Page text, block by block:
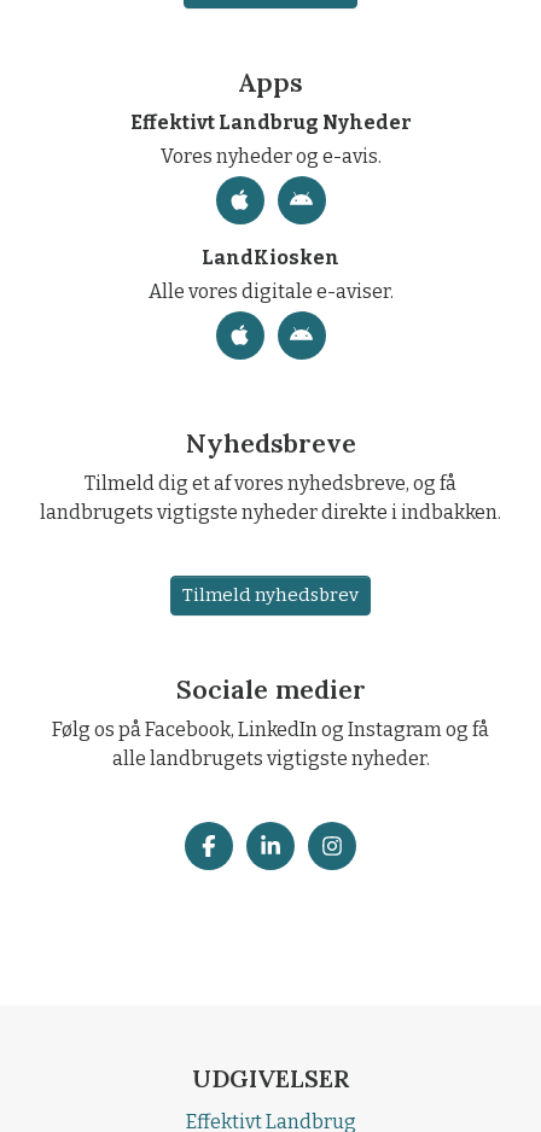
Apps
Effektivt Landbrug Nyheder
Vores nyheder og e-avis.
LandKiosken
Alle vores digitale e-aviser.
Nyhedsbreve
Tilmeld dig et af vores nyhedsbreve, og få
landbrugets vigtigste nyheder direkte i indbakken.
Tilmeld nyhedsbrev
Sociale medier
Følg os på Facebook, LinkedIn og Instagram og få
alle landbrugets vigtigste nyheder.
UDGIVELSER
Effektivt Landbrug